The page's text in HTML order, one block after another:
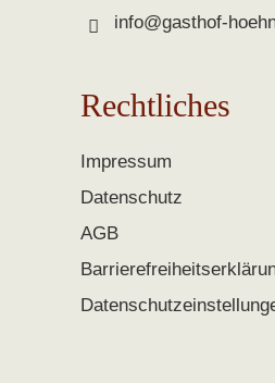
info@gasthof-
Rechtliches
Impressum
Datenschutz
AGB